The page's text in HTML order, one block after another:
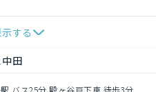
する
田
バス25分 殿ヶ谷戸下車 徒歩3分